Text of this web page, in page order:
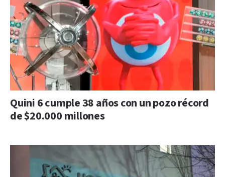
Quini 6 cumple 38 años con un pozo récord
de $20.000 millones